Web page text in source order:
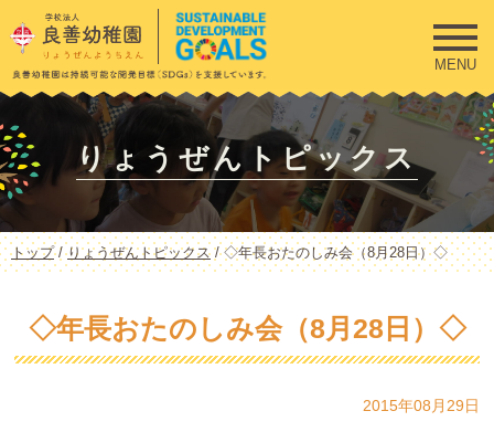
このページの本文へ
MENU
りょうぜんトピックス
現
在
置：
トップ/りょうぜんトピックス /◇年長おたのしみ会（8月28日）◇
◇年長おたのしみ会（8月28日）◇
2015年08月29日